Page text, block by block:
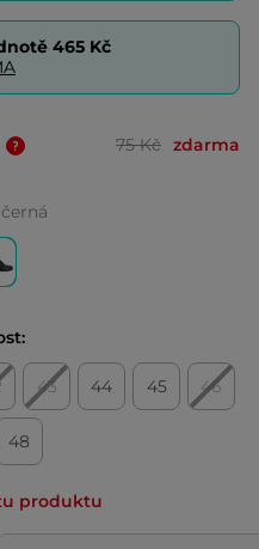
465 Kč
75 Kč zdarma
černá
43 44 45 46
48
produktu